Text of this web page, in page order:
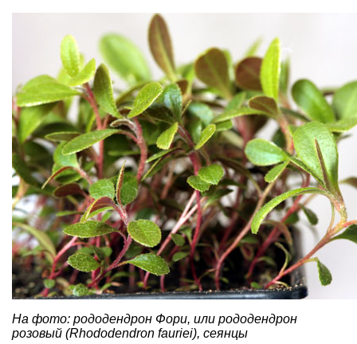
На фото: рододендрон Фори, или рододендрон
розовый (Rhododendron fauriei), сеянцы